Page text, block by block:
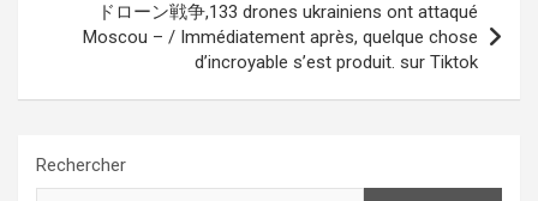
ドローン戦争,133 drones ukrainiens ont attaqué
Moscou – / Immédiatement après, quelque chose
d’incroyable s’est produit. sur Tiktok
Rechercher